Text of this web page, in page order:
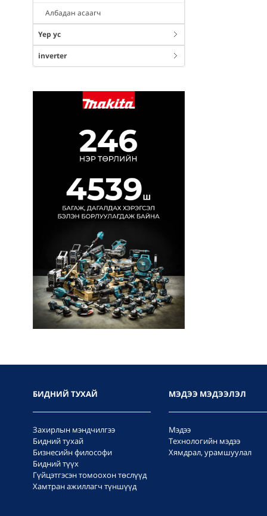
Албадан асаагч
Үер ус
inverter
БИДНИЙ ТУХАЙ
Захирлын мэндчилгээ
Бидний тухай
Бизнесийн философи
Бидний түүх
Гүйцэтгэсэн томоохон төслүүд
Хамтран ажиллагч түншүүд
МЭДЭЭ МЭДЭЭЛЭЛ
Мэдээ
Технологийн мэдээ
Хямдрал, урамшуулал